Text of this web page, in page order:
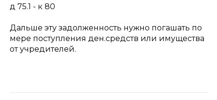
д 75.1 - к 80
Дальше эту задолженность нужно погашать по
мере поступления ден.средств или имущества
от учредителей.